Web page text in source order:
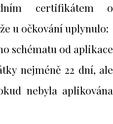
certifikátem o
u očkování uplynulo:
schématu od aplikace
nejméně 22 dní, ale
nebyla aplikována